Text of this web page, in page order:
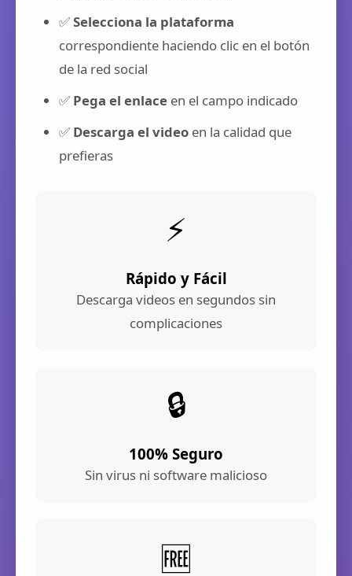
✅Selecciona la plataforma
correspondiente haciendo clic en el botón
de la red social
✅ Pega el enlace en el campo indicado
✅ Descarga el video en la calidad que
prefieras
⚡
Rápido y Fácil
Descarga videos en segundos sin
complicaciones
🔒
100% Seguro
Sin virus ni software malicioso
🆓